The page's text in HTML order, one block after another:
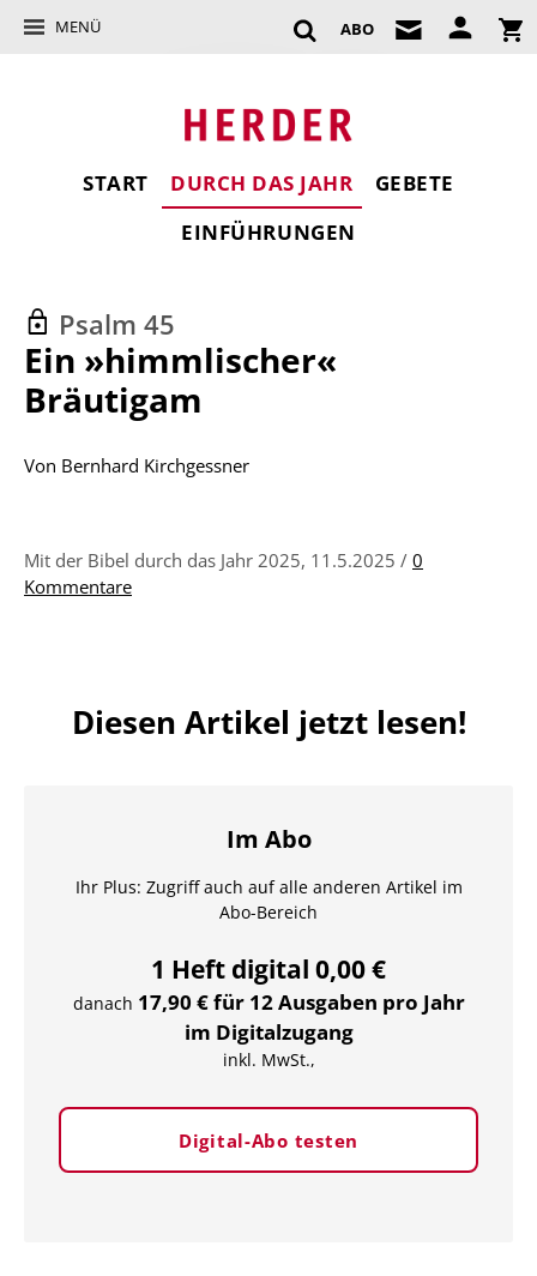
MENÜ ABO
START DURCH DAS JAHR
GEBETE
EINFÜHRUNGEN
Psalm 45
:
Ein »himmlischer«
Bräutigam
Von Bernhard Kirchgessner
Mit der Bibel durch das Jahr 2025, 11.5.2025 / 0
Kommentare
Diesen Artikel jetzt lesen!
Im Abo
Ihr Plus: Zugriff auch auf alle anderen Artikel im
Abo-Bereich
1 Heft digital 0,00 €
danach 17,90 € für 12 Ausgaben pro Jahr
im Digitalzugang
inkl. MwSt.,
Digital-Abo testen